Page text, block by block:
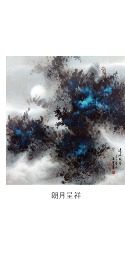
朗月呈祥